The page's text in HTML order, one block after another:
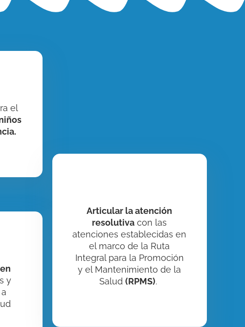
el
y
Articular la atención
resolutiva con las
atenciones establecidas en
el marco de la Ruta
Integral para la Promoción
y el Mantenimiento de la
Salud(RPMS).